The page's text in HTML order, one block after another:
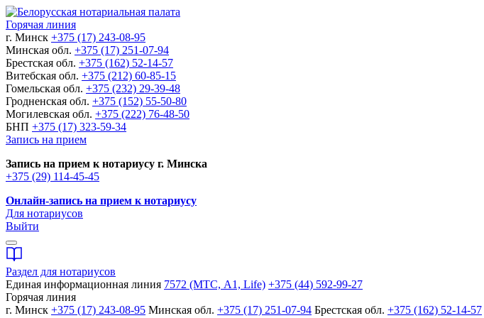
Горячая линия
г. Минск +375 (17) 243-08-95
Минская обл. +375 (17) 251-07-94
Брестская обл. +375 (162) 52-14-57
Витебская обл. +375 (212) 60-85-15
Гомельская обл. +375 (232) 29-39-48
Гродненская обл. +375 (152) 55-50-80
Могилевская обл. +375 (222) 76-48-50
БНП +375 (17) 323-59-34
Запись на прием
Запись на прием к нотариусу г. Минска
+375 (29) 114-45-45
Онлайн-запись на прием к нотариусу
Для нотариусов
Выйти
Раздел для нотариусов
Единая информационная линия 7572 (МТС, A1, Life) +375 (44) 592-99-27
Горячая линия
г. Минск +375 (17) 243-08-95 Минская обл. +375 (17) 251-07-94 Брестская обл. +375 (162) 52-14-57